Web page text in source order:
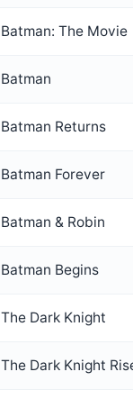
Batman: The Movie
Batman
Batman Returns
Batman Forever
Batman & Robin
Batman Begins
The Dark Knight
The Dark Knight